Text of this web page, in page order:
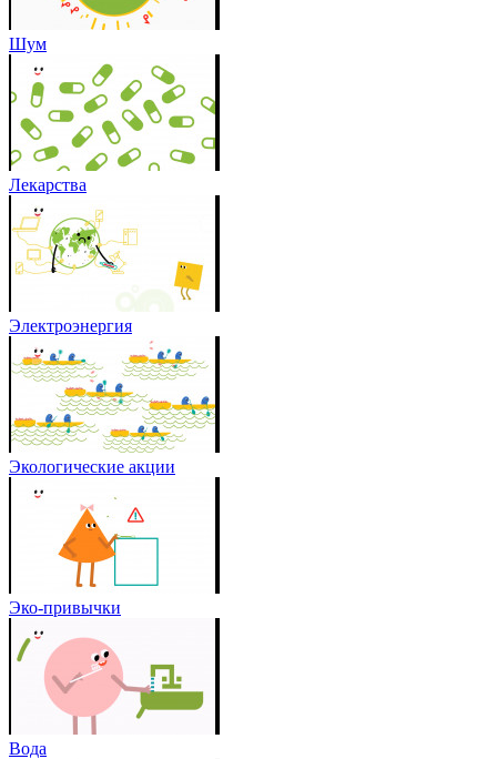
Шум
Лекарства
Электроэнергия
Экологические акции
Эко-привычки
Вода